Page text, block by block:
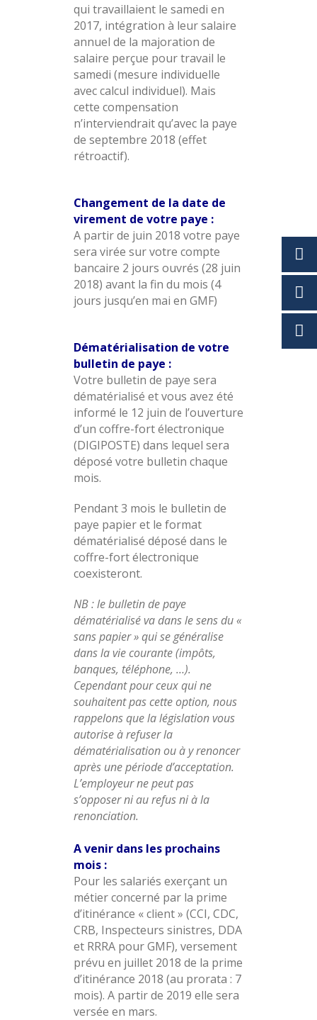
qui travaillaient le samedi en
2017, intégration à leur salaire
annuel de la majoration de
salaire perçue pour travail le
samedi (mesure individuelle
avec calcul individuel). Mais
cette compensation
n’interviendrait qu’avec la paye
de septembre 2018 (effet
rétroactif).
Changement de la date de
virement de votre paye :
A partir de juin 2018 votre paye
sera virée sur votre compte
bancaire 2 jours ouvrés (28 juin
2018) avant la fin du mois (4
jours jusqu’en mai en GMF)
Dématérialisation de votre
bulletin de paye :
Votre bulletin de paye sera
dématérialisé et vous avez été
informé le 12 juin de l’ouverture
d’un coffre-fort électronique
(DIGIPOSTE) dans lequel sera
déposé votre bulletin chaque
mois.
Pendant 3 mois le bulletin de
paye papier et le format
dématérialisé déposé dans le
coffre-fort électronique
coexisteront.
NB : le bulletin de paye
dématérialisé va dans le sens du «
sans papier » qui se généralise
dans la vie courante (impôts,
banques, téléphone, …).
Cependant pour ceux qui ne
souhaitent pas cette option, nous
rappelons que la législation vous
autorise à refuser la
dématérialisation ou à y renoncer
après une période d’acceptation.
L’employeur ne peut pas
s’opposer ni au refus ni à la
renonciation.
A venir dans les prochains
mois :
Pour les salariés exerçant un
métier concerné par la prime
d’itinérance « client » (CCI, CDC,
CRB, Inspecteurs sinistres, DDA
et RRRA pour GMF), versement
prévu en juillet 2018 de la prime
d’itinérance 2018 (au prorata : 7
mois). A partir de 2019 elle sera
versée en mars.